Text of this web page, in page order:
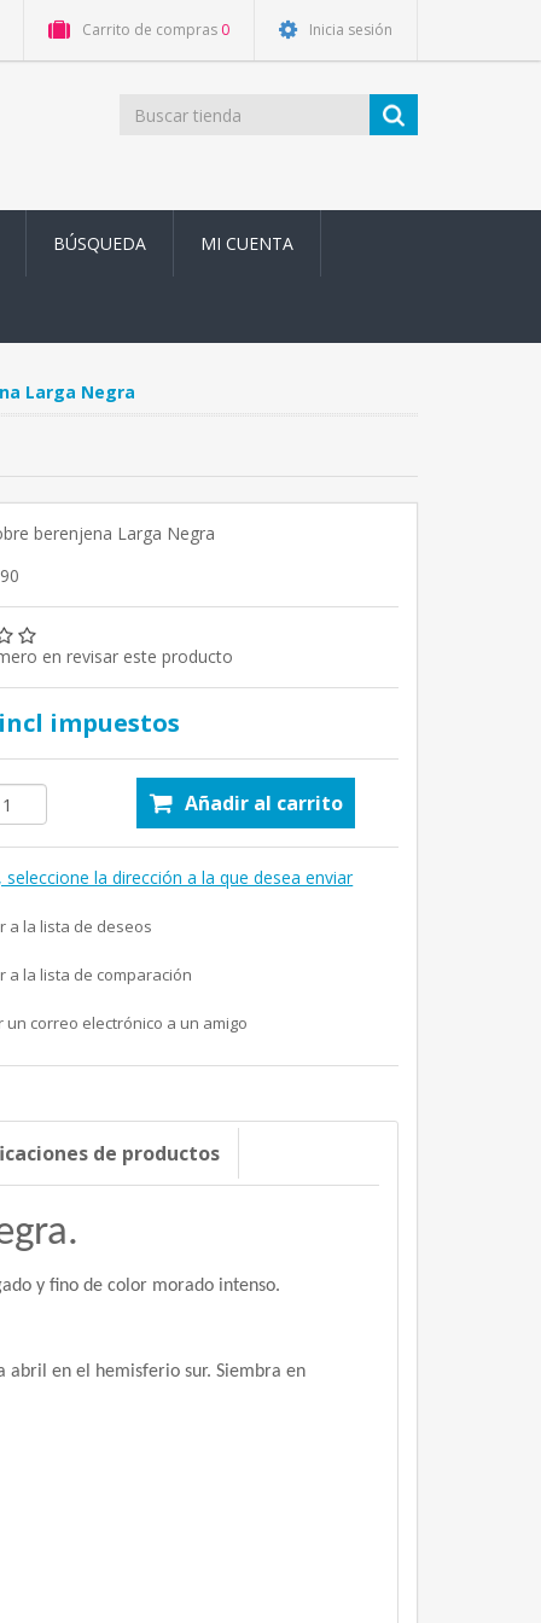
Carrito de compras 0 Inicia sesión
BÚSQUEDA MI CUENTA
Larga Negra
berenjena Larga Negra
en revisar este producto
incl impuestos
Añadir al carrito
seleccione la dirección a la que desea enviar
a la lista de deseos
a la lista de comparación
un correo electrónico a un amigo
de productos
y fino de color morado intenso.
en el hemisferio sur. Siembra en